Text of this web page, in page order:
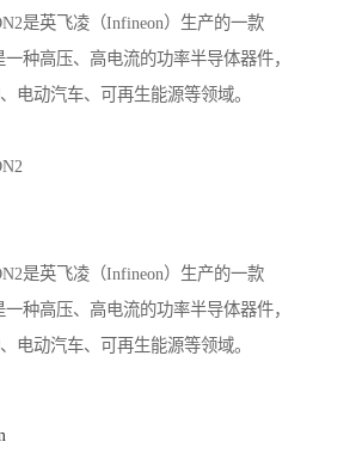
是英飞凌（Infineon）生产的一款
种高压、高电流的功率半导体器件，
电动汽车、可再生能源等领域。
是英飞凌（Infineon）生产的一款
种高压、高电流的功率半导体器件，
电动汽车、可再生能源等领域。